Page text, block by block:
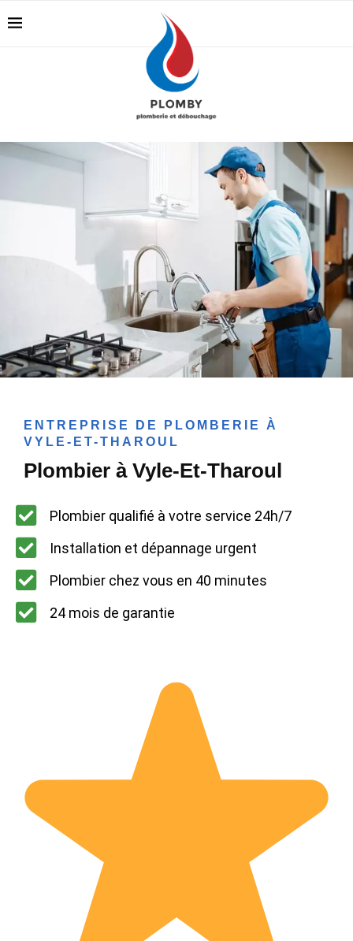
ENTREPRISE DE PLOMBERIE À
VYLE-ET-THAROUL
Plombier à Vyle-Et-Tharoul
Plombier qualifié à votre service 24h/7
Installation et dépannage urgent
Plombier chez vous en 40 minutes
24 mois de garantie